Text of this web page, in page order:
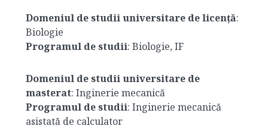
Domeniul de studii universitare de licență:
Biologie
Programul de studii: Biologie, IF
Domeniul de studii universitare de
masterat: Inginerie mecanică
Programul de studii: Inginerie mecanică
asistată de calculator